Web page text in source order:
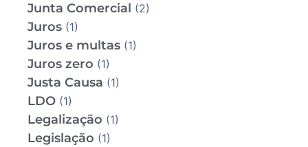
Junta Comercial (2)
Juros (1)
Juros e multas (1)
Juros zero (1)
Justa Causa (1)
LDO (1)
Legalização (1)
Legislação (1)